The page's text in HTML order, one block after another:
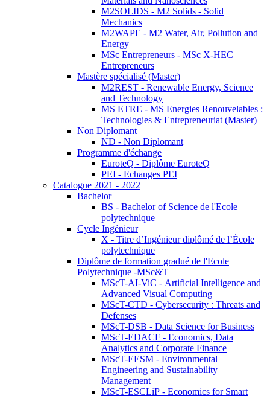
M2SOLIDS - M2 Solids - Solid
Mechanics
M2WAPE - M2 Water, Air, Pollution and
Energy
MSc Entrepreneurs - MSc X-HEC
Entrepreneurs
Mastère spécialisé (Master)
M2REST - Renewable Energy, Science
and Technology
MS ETRE - MS Energies Renouvelables :
Technologies & Entrepreneuriat (Master)
Non Diplomant
ND - Non Diplomant
Programme d'échange
EuroteQ - Diplôme EuroteQ
PEI - Echanges PEI
Catalogue 2021 - 2022
Bachelor
BS - Bachelor of Science de l'Ecole
polytechnique
Cycle Ingénieur
X - Titre d’Ingénieur diplômé de l’École
polytechnique
Diplôme de formation gradué de l'Ecole
Polytechnique -MSc&T
MScT-AI-ViC - Artificial Intelligence and
Advanced Visual Computing
MScT-CTD - Cybersecurity : Threats and
Defenses
MScT-DSB - Data Science for Business
MScT-EDACF - Economics, Data
Analytics and Corporate Finance
MScT-EESM - Environmental
Engineering and Sustainability
Management
MScT-ESCLiP - Economics for Smart